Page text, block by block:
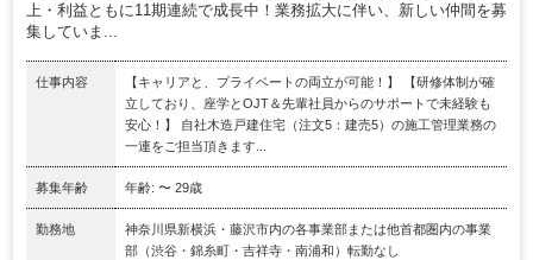
上・利益ともに11期連続で成長中！業務拡大に伴い、新しい仲間を募
集していま...
仕事内容
【キャリアと、プライベートの両立が可能！】 【研修体制が確
立しており、座学とOJT＆先輩社員からのサポートで未経験も
安心！】 自社木造戸建住宅（注文5：建売5）の施工管理業務の
一連をご担当頂きます...
募集年齢 年齢: 〜 29歳
勤務地
神奈川県新横浜・藤沢市内の各事業部または他首都圏内の事業
部（渋谷・錦糸町・吉祥寺・南浦和）転勤なし